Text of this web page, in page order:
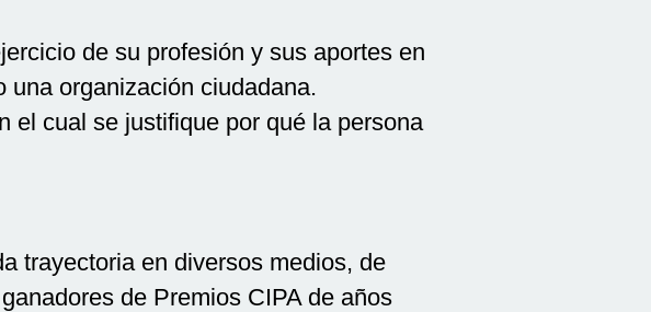
de su profesión y sus aportes en
una organización ciudadana.
el cual se justifique por qué la persona
trayectoria en diversos medios, de
de Premios CIPA de años